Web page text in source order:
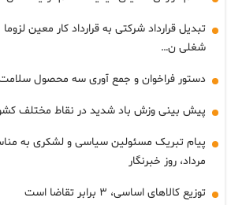
تبدیل قرارداد شرکتی به قرارداد کار معین
شغلی ن…
دستور فراخوان و جمع آوری سه محصول
پیش بینی وزش باد شدید در نقاط مختلف
مرداد، روز خبرنگار
توزیع کالاهای اساسی، ۳ برابر تقاضا است